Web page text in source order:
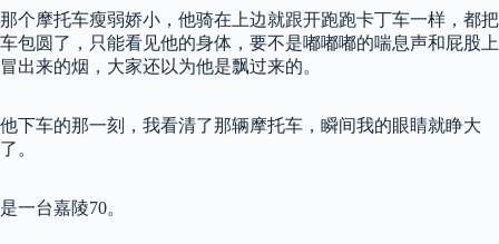
那个摩托车瘦弱娇小，他骑在上边就跟开跑跑卡丁车一样，都把
车包圆了，只能看见他的身体，要不是嘟嘟嘟的喘息声和屁股上
冒出来的烟，大家还以为他是飘过来的。
他下车的那一刻，我看清了那辆摩托车，瞬间我的眼睛就睁大
了。
是一台嘉陵70。